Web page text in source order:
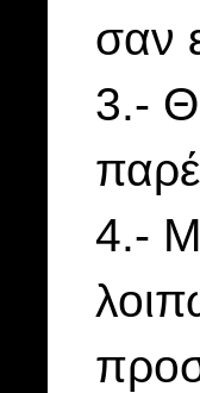
σαν
3.-
4.-